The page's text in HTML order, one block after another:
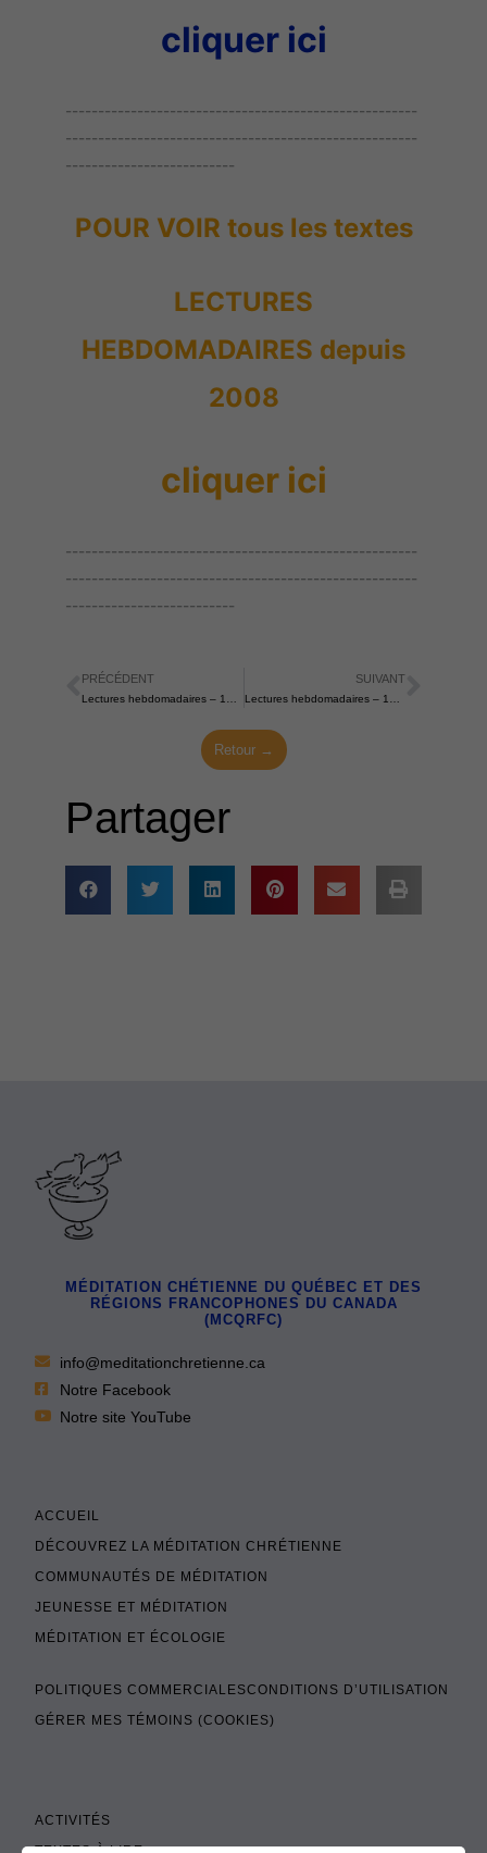
cliquer ici
------------------------------------------------------
------------------------------------------------------
--------------------------
POUR VOIR tous les textes
LECTURES
HEBDOMADAIRES depuis
2008
cliquer ici
------------------------------------------------------
------------------------------------------------------
--------------------------
Précédent
PRÉCÉDENT SUIVANT
Retour →
Partager
MÉDITATION CHÉTIENNE DU QUÉBEC ET DES
RÉGIONS FRANCOPHONES DU CANADA
(MCQRFC)
info@meditationchretienne.ca
Notre Facebook
Notre site YouTube
ACCUEIL
DÉCOUVREZ LA MÉDITATION CHRÉTIENNE
COMMUNAUTÉS DE MÉDITATION
JEUNESSE ET MÉDITATION
MÉDITATION ET ÉCOLOGIE
POLITIQUES COMMERCIALESCONDITIONS D’UTILISATION
GÉRER MES TÉMOINS (COOKIES)
ACTIVITÉS